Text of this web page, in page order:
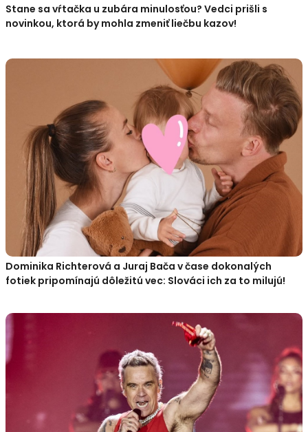
Stane sa vŕtačka u zubára minulosťou? Vedci prišli s
novinkou, ktorá by mohla zmeniť liečbu kazov!
Dominika Richterová a Juraj Bača v čase dokonalých
fotiek pripomínajú dôležitú vec: Slováci ich za to milujú!